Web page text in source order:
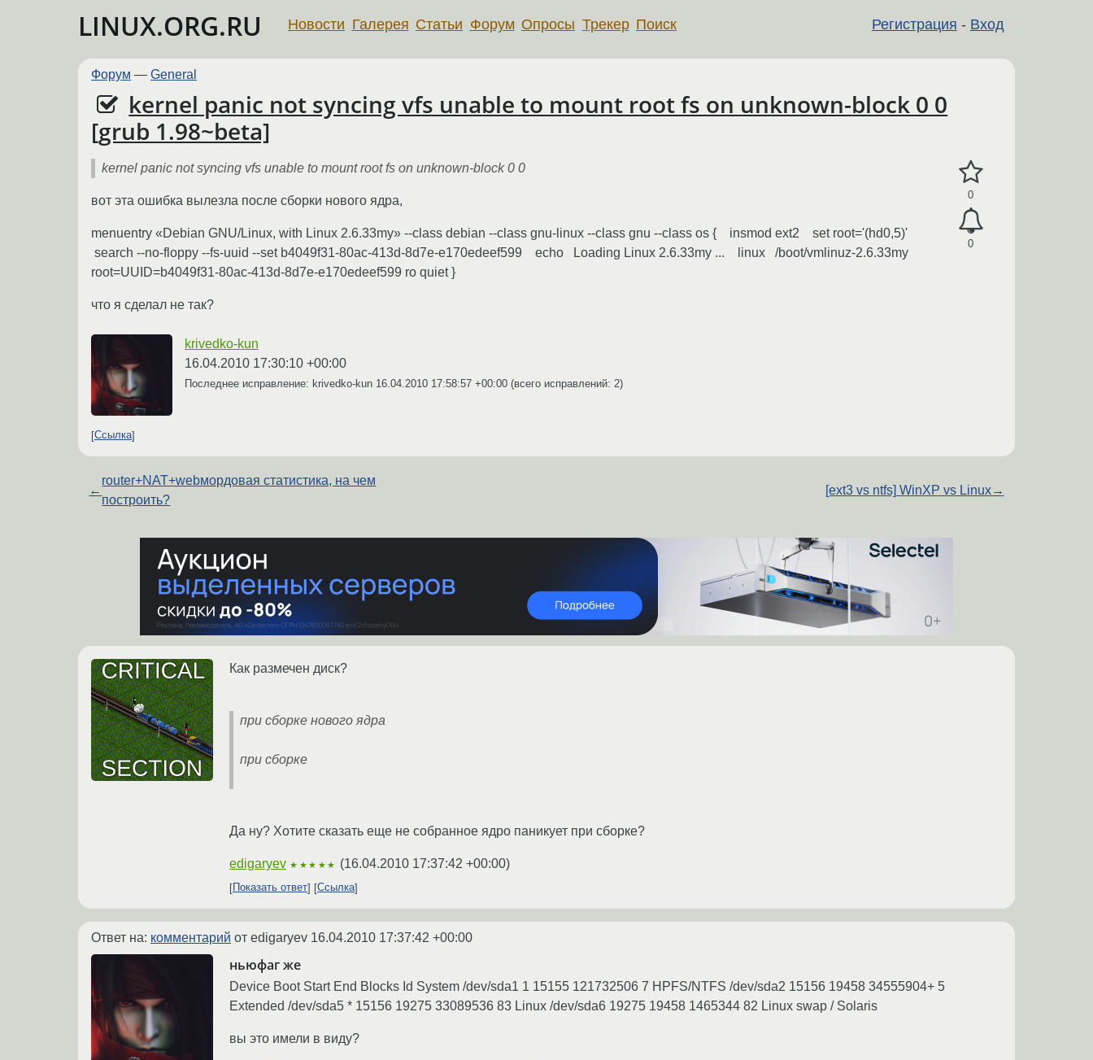
LINUX.ORG.RU Регистрация - Вход
Новости Галерея Статьи Форум Опросы Трекер Поиск
Форум — General
kernel panic not syncing vfs unable to mount root fs on unknown-block 0 0
[grub 1.98~beta]
0
0
kernel panic not syncing vfs unable to mount root fs on unknown-block 0 0
вот эта ошибка вылезла после сборки нового ядра,
menuentry «Debian GNU/Linux, with Linux 2.6.33my» --class debian --class gnu-linux --class gnu --class os { insmod ext2 set root='(hd0,5)'
search --no-floppy --fs-uuid --set b4049f31-80ac-413d-8d7e-e170edeef599 echo Loading Linux 2.6.33my ... linux /boot/vmlinuz-2.6.33my
root=UUID=b4049f31-80ac-413d-8d7e-e170edeef599 ro quiet }
что я сделал не так?
krivedko-kun
16.04.2010 17:30:10 +00:00
Последнее исправление: krivedko-kun 16.04.2010 17:58:57 +00:00 (всего исправлений: 2)
Ссылка
←
router+NAT+webмордовая статистика, на чем
построить?
[ext3 vs ntfs] WinXP vs Linux→
Как размечен диск?
при сборке нового ядра
при сборке
Да ну? Хотите сказать еще не собранное ядро паникует при сборке?
edigaryev ★★★★★ (16.04.2010 17:37:42 +00:00)
Показать ответ Ссылка
Ответ на: комментарий от edigaryev 16.04.2010 17:37:42 +00:00
ньюфаг же
Device Boot Start End Blocks Id System /dev/sda1 1 15155 121732506 7 HPFS/NTFS /dev/sda2 15156 19458 34555904+ 5
Extended /dev/sda5 * 15156 19275 33089536 83 Linux /dev/sda6 19275 19458 1465344 82 Linux swap / Solaris
вы это имели в виду?